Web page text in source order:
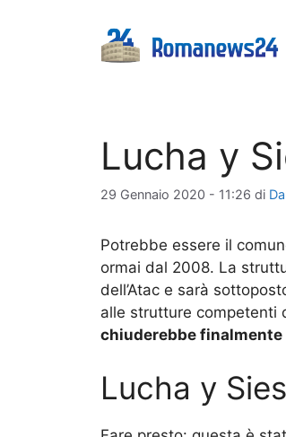
Lucha y
29 Gennaio 2020 - 11:26 di
Potrebbe essere il
ormai dal 2008. La
dell’Atac e sarà
alle strutture competenti
chiuderebbe finalmente
Lucha y